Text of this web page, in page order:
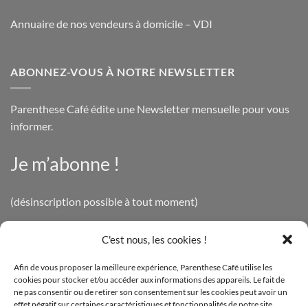
C'est nous, les cookies !
Afin de vous proposer la meilleure expérience, Parenthese Café utilise les
cookies pour stocker et/ou accéder aux informations des appareils. Le fait de
ne pas consentir ou de retirer son consentement sur les cookies peut avoir un
Annuaire de nos vendeurs à domicile – VDI
ABONNEZ-VOUS À NOTRE NEWSLETTER
Parenthese Café édite une Newsletter mensuelle pour vous
informer.
Je m’abonne !
(désinscription possible à tout moment)
Mentions légales